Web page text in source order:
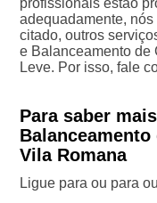
adequadamente,
citado, outros
e Balanceamento de
Leve. Por isso, fale
Para saber
Vila Romana
Ligue para ou para ou